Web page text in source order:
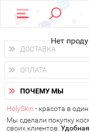
Нет
ДОСТАВКА
Доставка
Вы можете выбрать
получить заказ в
самовывоза.
В 20 городах России
следующий день.
у Вас всегда есть
доставку от HolySkin.
ОПЛАТА
Вы можете оплатить
наличными деньгами (
через интернет-
электронными
ПОЧЕМУ МЫ
HolySkin - красота в
Мы сделали покупку
своих клиентов.